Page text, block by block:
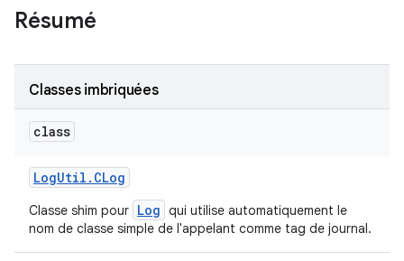
Résumé
Classes imbriquées
class
LogUtil . CLog
Classe shim pour Log qui utilise automatiquement le
nom de classe simple de l'appelant comme tag de journal.